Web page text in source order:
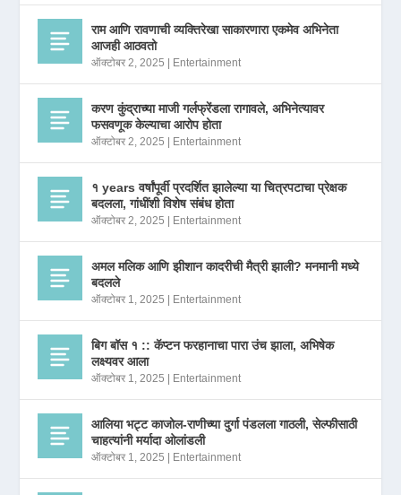
राम आणि रावणाची व्यक्तिरेखा साकारणारा एकमेव अभिनेता
आजही आठवतो
ऑक्टोबर 2, 2025 Entertainment
करण कुंद्राच्या माजी गर्लफ्रेंडला रागावले, अभिनेत्यावर
फसवणूक केल्याचा आरोप होता
ऑक्टोबर 2, 2025 Entertainment
१ years वर्षांपूर्वी प्रदर्शित झालेल्या या चित्रपटाचा प्रेक्षक
बदलला, गांधींशी विशेष संबंध होता
ऑक्टोबर 2, 2025 Entertainment
अमल मलिक आणि झीशान कादरीची मैत्री झाली? मनमानी मध्ये
बदलले
ऑक्टोबर 1, 2025 Entertainment
बिग बॉस १ :: कॅप्टन फरहानाचा पारा उंच झाला, अभिषेक
लक्ष्यवर आला
ऑक्टोबर 1, 2025 Entertainment
आलिया भट्ट काजोल-राणीच्या दुर्गा पंडलला गाठली, सेल्फीसाठी
चाहत्यांनी मर्यादा ओलांडली
ऑक्टोबर 1, 2025 Entertainment